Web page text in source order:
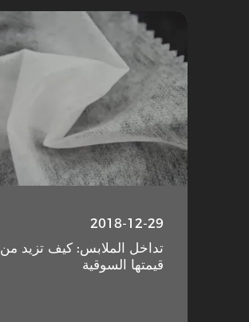
2018-12-29
تداخل الملابس: كيف تزيد من
قيمتها السوقية